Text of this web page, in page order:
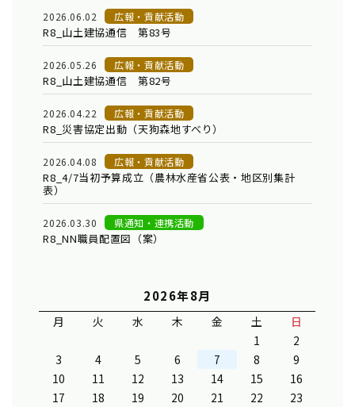
2026.06.02 広報・貢献活動
R8_山土建協通信 第83号
2026.05.26 広報・貢献活動
R8_山土建協通信 第82号
2026.04.22 広報・貢献活動
R8_災害協定出動（天狗森地すべり）
2026.04.08 広報・貢献活動
R8_4/7当初予算成立（農林水産省公表・地区別集計
表）
2026.03.30 県通知・連携活動
R8_NN職員配置図（案）
2026年8月
月 火 水 木 金 土
日
1
2
3
4 5 6 7 8
9
10
11 12 13 14 15
16
17
18 19 20 21 22
23